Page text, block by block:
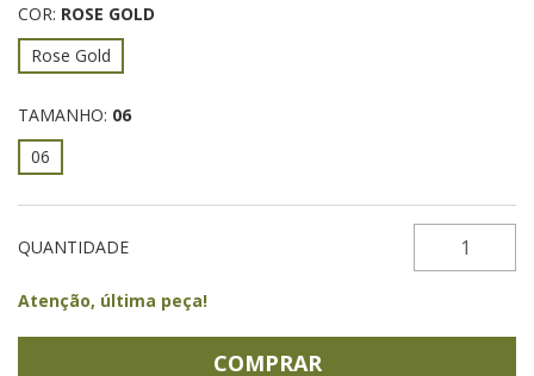
COR: ROSE GOLD
Rose Gold
TAMANHO: 06
06
QUANTIDADE
Atenção, última peça!